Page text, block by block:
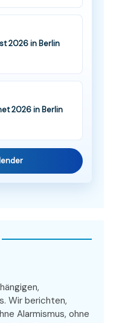
2026 in Berlin
2026 in Berlin
Wir berichten,
Alarmismus, ohne